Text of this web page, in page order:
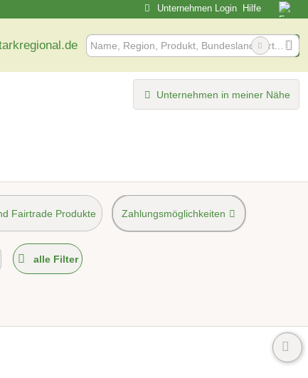
Unternehmen Login Hilfe
Unternehmen in meiner Nähe
Fairtrade Produkte Zahlungsmöglichkeiten
alle Filter